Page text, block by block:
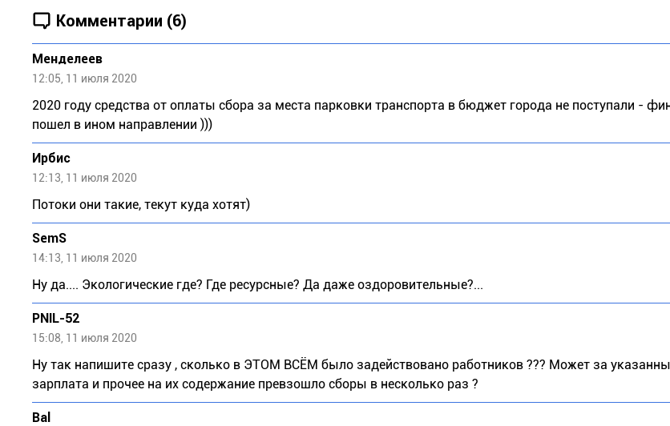
Комментарии (6)
Meндeлeeв
12:05, 11 июля 2020
2020 году средства от оплаты сбора за места парковки транспорта в бюджет города не поступали -
пошел в ином направлении )))
Ирбис
12:13, 11 июля 2020
Потоки они такие, текут куда хотят)
SemS
14:13, 11 июля 2020
Ну да.... Экологические где? Где ресурсные? Да даже оздоровительные?...
PNIL-52
15:08, 11 июля 2020
Ну так напишите сразу , сколько в ЭТОМ ВСЁМ было задействовано работников ??? Может за
зарплата и прочее на их содержание превзошло сборы в несколько раз ?
Bal